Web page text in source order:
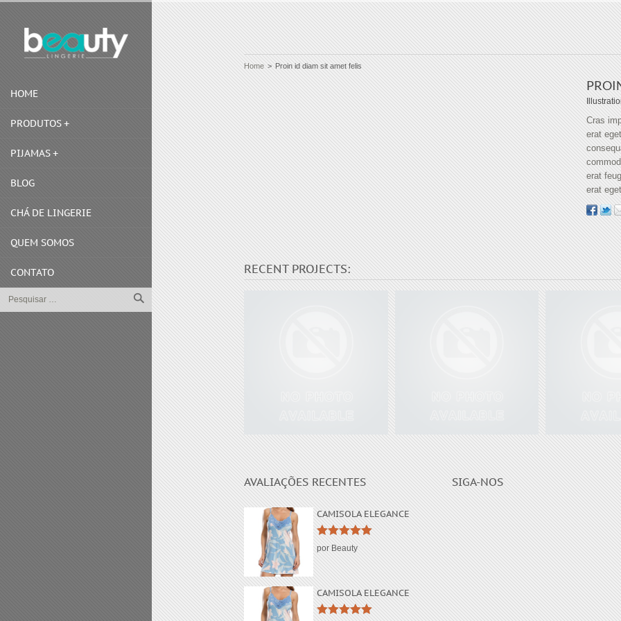
HOME
PRODUTOS
PIJAMAS
BLOG
CHÁ DE LINGERIE
QUEM SOMOS
CONTATO
Home > Proin id diam sit amet felis
Cras
erat
erat
erat
RECENT PROJECTS:
AVALIAÇÕES RECENTES
CAMISOLA ELEGANCE
Avaliação5
de 5
por Beauty
CAMISOLA ELEGANCE
SIGA-NOS